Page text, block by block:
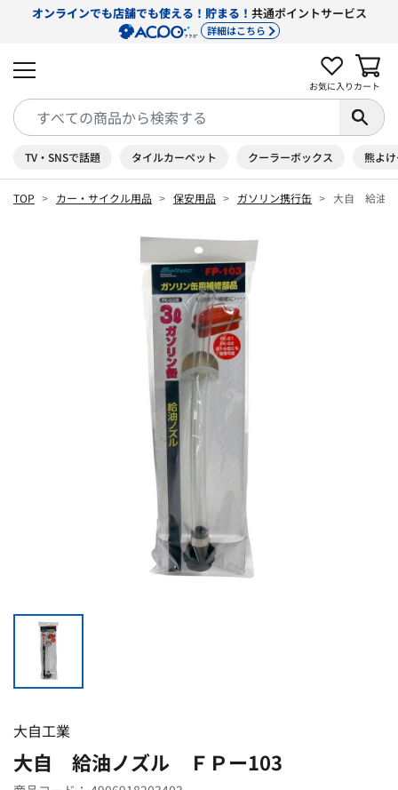
オンラインでも店舗でも使える！貯まる！ 共通ポイントサービス
詳細はこちら
お気に入り カート
TV・SNSで話題 タイルカーペット クーラーボックス 熊よ
TOP カー・サイクル用品 保安用品 ガソリン携行缶 大自 給油
大自工業
大自 給油ノズル ＦＰー103